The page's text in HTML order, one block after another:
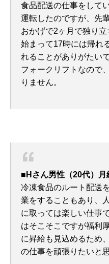
食品配送の仕事をして
運転したのですが、先
おかげで2ヶ月で独り
始まって17時には帰れ
れることがありがたい
フォークリフトなので
りません。
■Hさん男性（20代）月
冷凍食品のルート配送
業をすることもあり、
に取っては楽しい仕事
はそこそこですが福利
に昇給も見込めるため
の仕事を頑張りたいと